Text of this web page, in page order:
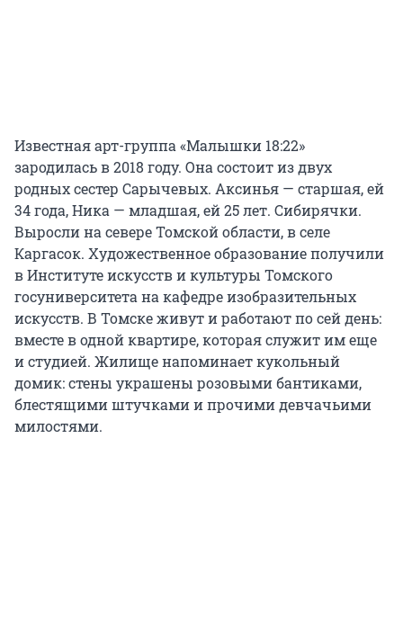
Известная арт-группа «Малышки 18:22»
зародилась в 2018 году. Она состоит из двух
родных сестер Сарычевых. Аксинья — старшая, ей
34 года, Ника — младшая, ей 25 лет. Сибирячки.
Выросли на севере Томской области, в селе
Каргасок. Художественное образование получили
в Институте искусств и культуры Томского
госуниверситета на кафедре изобразительных
искусств. В Томске живут и работают по сей день:
вместе в одной квартире, которая служит им еще
и студией. Жилище напоминает кукольный
домик: стены украшены розовыми бантиками,
блестящими штучками и прочими девчачьими
милостями.